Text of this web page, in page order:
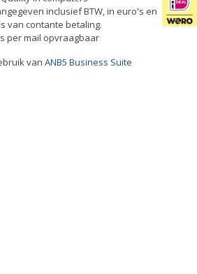
inclusief BTW, in euro's en
van contante betaling.
per mail opvraagbaar
van ANB5 Business Suite